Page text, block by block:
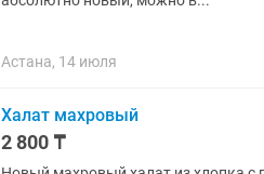
Астана, 14 июля
Халат махровый
2 800 ₸